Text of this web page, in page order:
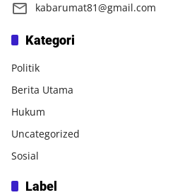
kabarumat81@gmail.com
Kategori
Politik
Berita Utama
Hukum
Uncategorized
Sosial
Label